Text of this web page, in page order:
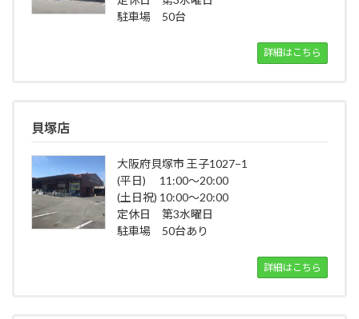
駐車場 50台
詳細はこちら
貝塚店
大阪府貝塚市 王子1027−1
(平日) 11:00～20:00
(土日祝) 10:00～20:00
定休日 第3水曜日
駐車場 50台あり
詳細はこちら